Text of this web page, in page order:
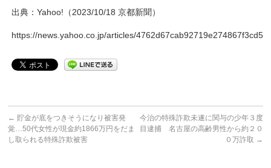
出典：Yahoo!（2023/10/18 京都新聞）
https://news.yahoo.co.jp/articles/
← 貯金が底をつきそうになり被害発
覚…50代女性が現金約1866万円をだま
し取られる特殊詐欺被害
今治の特殊詐欺未遂に関与の少年３度
目逮捕 名古屋の高齢男性から約２０
０万詐取 →